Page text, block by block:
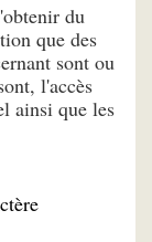
du
que des
sont ou
l'accès
ainsi que les